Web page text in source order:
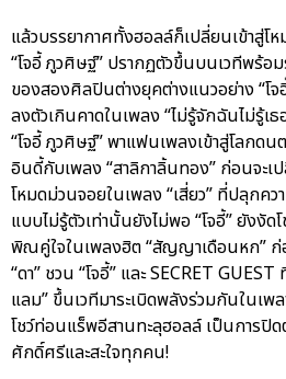
แล้วบรรยากาศทั้งฮอลล์ก็เปลี่ยนเข้าสู่โ
“โจอี้ ภูวศิษฐ์” ปรากฏตัวขึ้นบนเวทีพร้
ของสองศิลปินต่างยุคต่างแนวอย่าง “โจ
ลงตัวเกินคาดในเพลง “ไม่รู้จักฉันไม่รู้เธ
“โจอี้ ภูวศิษฐ์” พาแฟนเพลงเข้าสู่โลกด
อินดี้กับเพลง “สาลิกาลิ้นทอง” ก่อนจะ
โหมดม่วนจอยในเพลง “เสี่ยว” ที่ปลุก
แบบไม่รู้ตัวเท่านั้นยังไม่พอ “โจอี้” ยังงั
พิณคู่ใจในเพลงฮิต “สัญญาเดือนหก” ก่
“ดา” ชวน “โจอี้” และ SECRET
แลม” ขึ้นเวทีมาระเบิดพลังร่วมกันในเ
โชว์ท่อนแร็พอีสานทะลุฮอลล์ เป็นการปิด
ศักดิ์ศรีและสะใจทุกคน!